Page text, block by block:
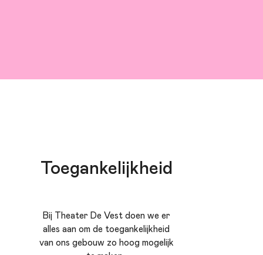
Toegankelijkheid
Bij Theater De Vest doen we er
alles aan om de toegankelijkheid
van ons gebouw zo hoog mogelijk